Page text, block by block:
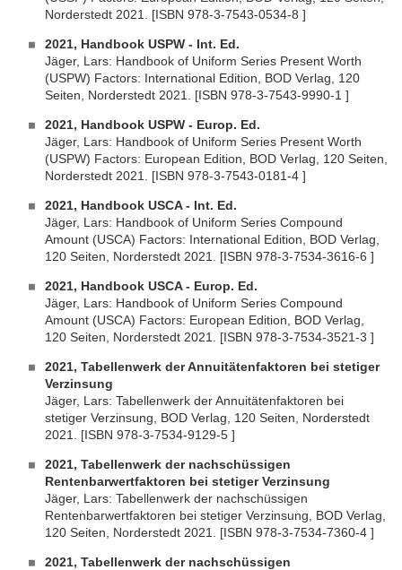
Norderstedt 2021. [ISBN 978-3-7543-0534-8 ]
2021, Handbook USPW - Int. Ed.
Jäger, Lars: Handbook of Uniform Series Present Worth
(USPW) Factors: International Edition, BOD Verlag, 120
Seiten, Norderstedt 2021. [ISBN 978-3-7543-9990-1 ]
2021, Handbook USPW - Europ. Ed.
Jäger, Lars: Handbook of Uniform Series Present Worth
(USPW) Factors: European Edition, BOD Verlag, 120 Seiten,
Norderstedt 2021. [ISBN 978-3-7543-0181-4 ]
2021, Handbook USCA - Int. Ed.
Jäger, Lars: Handbook of Uniform Series Compound
Amount (USCA) Factors: International Edition, BOD Verlag,
120 Seiten, Norderstedt 2021. [ISBN 978-3-7534-3616-6 ]
2021, Handbook USCA - Europ. Ed.
Jäger, Lars: Handbook of Uniform Series Compound
Amount (USCA) Factors: European Edition, BOD Verlag,
120 Seiten, Norderstedt 2021. [ISBN 978-3-7534-3521-3 ]
2021, Tabellenwerk der Annuitätenfaktoren bei stetiger
Verzinsung
Jäger, Lars: Tabellenwerk der Annuitätenfaktoren bei
stetiger Verzinsung, BOD Verlag, 120 Seiten, Norderstedt
2021. [ISBN 978-3-7534-9129-5 ]
2021, Tabellenwerk der nachschüssigen
Rentenbarwertfaktoren bei stetiger Verzinsung
Jäger, Lars: Tabellenwerk der nachschüssigen
Rentenbarwertfaktoren bei stetiger Verzinsung, BOD Verlag,
120 Seiten, Norderstedt 2021. [ISBN 978-3-7534-7360-4 ]
2021, Tabellenwerk der nachschüssigen